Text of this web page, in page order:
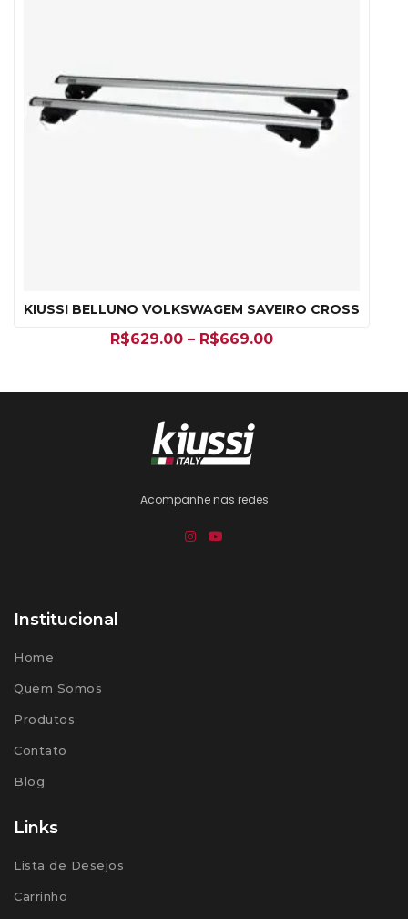
KIUSSI BELLUNO VOLKSWAGEM SAVEIRO CROSS
R$629.00 – R$669.00
Acompanhe nas redes
Institucional
Home
Quem Somos
Produtos
Contato
Blog
Links
Lista de Desejos
Carrinho